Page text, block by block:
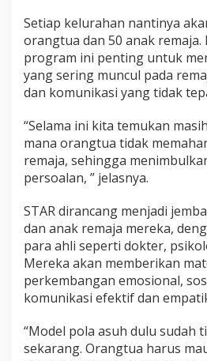
k
i
O
r
n
g
t
d
a
n
A
a
k
e
m
Setiap kelurahan nantinya
orangtua dan 50 anak
program ini penting untuk
yang sering muncul pada
dan komunikasi yang tidak
“Selama ini kita temukan
mana orangtua tidak
remaja, sehingga
persoalan, ” jelasnya.
STAR dirancang menjadi
dan anak remaja mereka,
para ahli seperti dokter,
Mereka akan memberikan
perkembangan emosional,
komunikasi efektif dan
“Model pola asuh dulu sudah
sekarang. Orangtua harus